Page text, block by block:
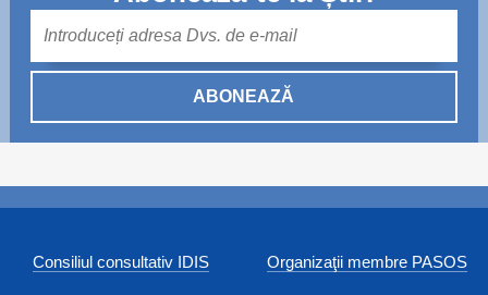
ABONEAZĂ
Consiliul consultativ IDIS Organizaţii membre PASOS